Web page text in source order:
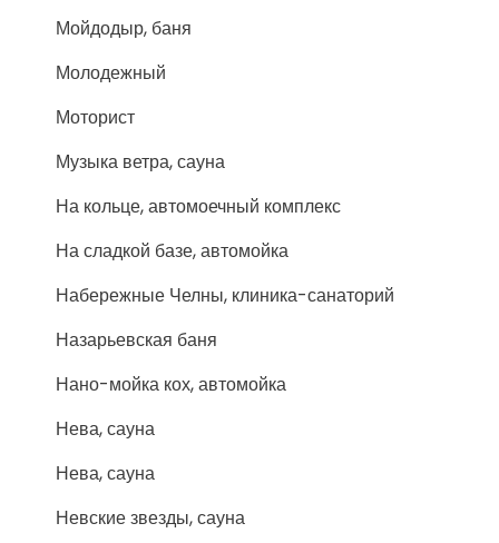
Мойдодыр, баня
Молодежный
Моторист
Музыка ветра, сауна
На кольце, автомоечный комплекс
На сладкой базе, автомойка
Набережные Челны, клиника-санаторий
Назарьевская баня
Нано-мойка кох, автомойка
Нева, сауна
Нева, сауна
Невские звезды, сауна